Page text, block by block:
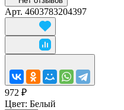
Арт. 4603783204397
972 ₽
Цвет: Белый